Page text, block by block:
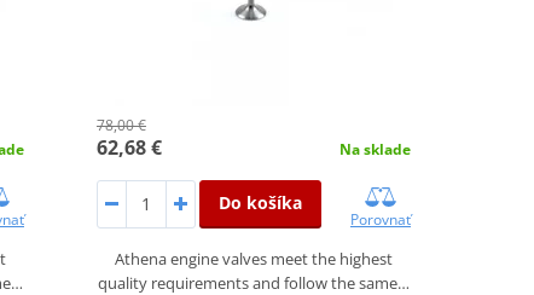
78,00 €
62,68 € Na sklade
Do košíka
Porovnať
Athena engine valves meet the highest
quality requirements and follow the same…